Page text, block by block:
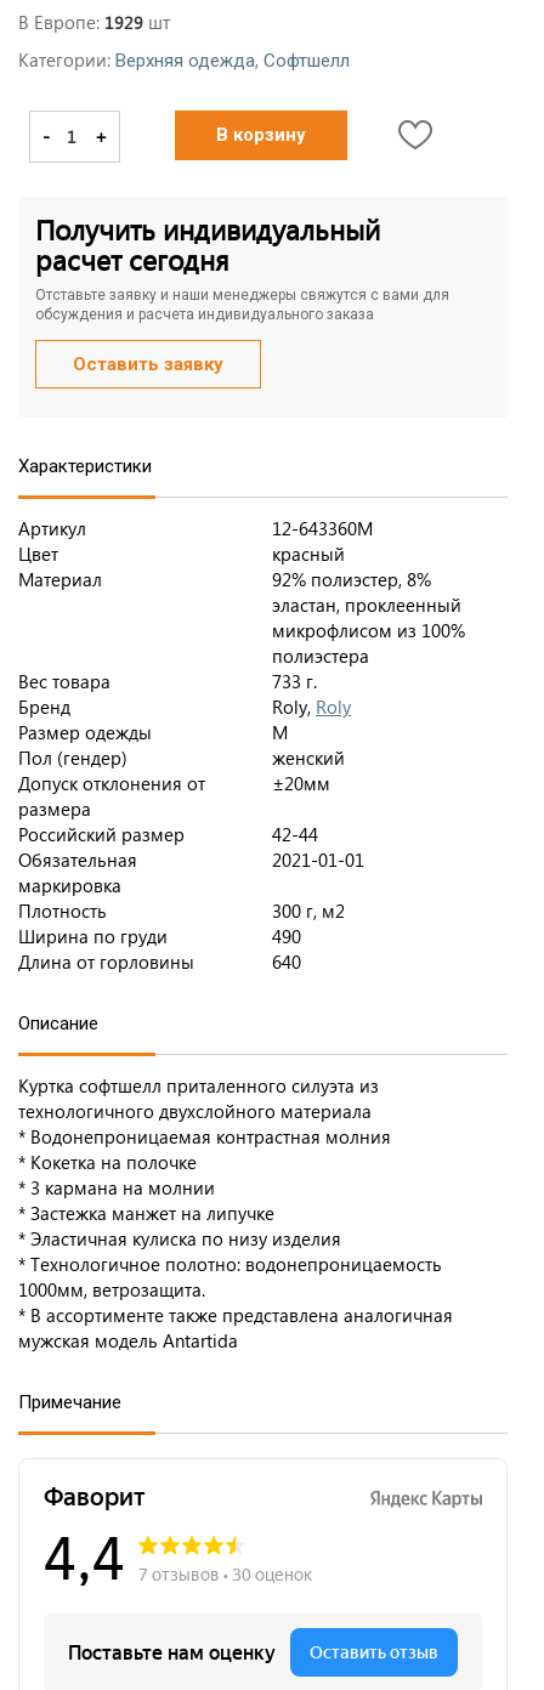
В Европе: 1929 шт
Категории: Верхняя одежда, Софтшелл
- + В корзину
Получить индивидуальный
расчет сегодня
Отставьте заявку и наши менеджеры свяжутся с вами для
обсуждения и расчета индивидуального заказа
Оставить заявку
Характеристики
Артикул
12-643360M
Цвет
красный
Материал
92% полиэстер, 8%
эластан, проклеенный
микрофлисом из 100%
полиэстера
Вес товара
733 г.
Бренд
Roly, Roly
Размер одежды
M
Пол (гендер)
женский
Допуск отклонения от
размера
±20мм
Российский размер
42-44
Обязательная
маркировка
2021-01-01
Плотность
300 г, м2
Ширина по груди
490
Длина от горловины
640
Описание
Куртка софтшелл приталенного силуэта из
технологичного двухслойного материала
* Водонепроницаемая контрастная молния
* Кокетка на полочке
* 3 кармана на молнии
* Застежка манжет на липучке
* Эластичная кулиска по низу изделия
* Технологичное полотно: водонепроницаемость
1000мм, ветрозащита.
* В ассортименте также представлена аналогичная
мужская модель Antartida
Примечание